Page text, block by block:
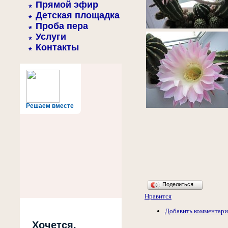
Прямой эфир
Детская площадка
Проба пера
Услуги
Контакты
Решаем вместе
Хочется,
Поделиться…
Нравится
Добавить